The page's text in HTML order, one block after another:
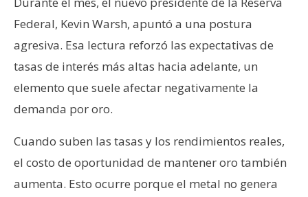
Federal, Kevin Warsh, apuntó a una postura
agresiva. Esa lectura reforzó las expectativas de
tasas de interés más altas hacia adelante, un
elemento que suele afectar negativamente la
demanda por oro.
Cuando suben las tasas y los rendimientos reales,
el costo de oportunidad de mantener oro también
aumenta. Esto ocurre porque el metal no genera